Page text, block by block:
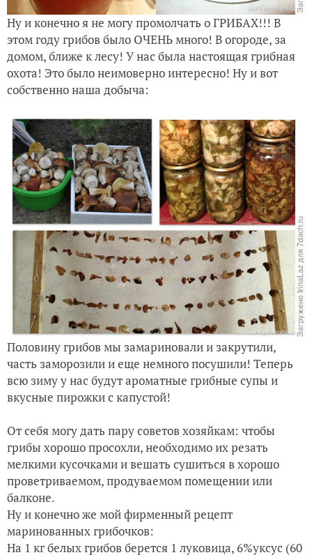
Ну и конечно я не могу промолчать о ГРИБАХ!!! В
этом году грибов было ОЧЕНЬ много! В огороде, за
домом, ближе к лесу! У нас была настоящая грибная
охота! Это было неимоверно интересно! Ну и вот
собственно наша добыча:
Половину грибов мы замариновали и закрутили,
часть заморозили и еще немного посушили! Теперь
всю зиму у нас будут ароматные грибные супы и
вкусные пирожки с капустой!
От себя могу дать пару советов хозяйкам: чтобы
грибы хорошо просохли, необходимо их резать
мелкими кусочками и вешать сушиться в хорошо
проветриваемом, продуваемом помещении или
балконе.
Ну и конечно же мой фирменный рецепт
маринованных грибочков:
На 1 кг белых грибов берется 1 луковица, 6%уксус (60